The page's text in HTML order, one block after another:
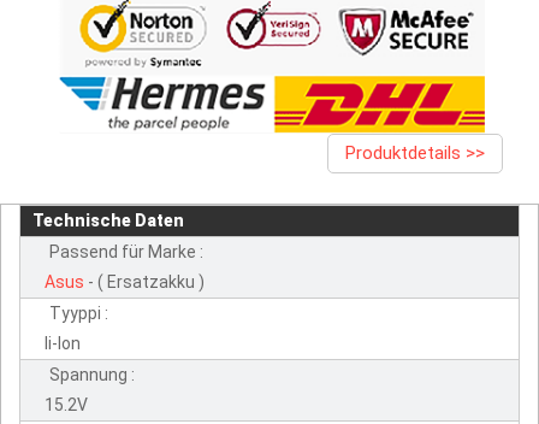
Produktdetails >>
Technische Daten
Passend für Marke :
Asus - ( Ersatzakku )
Tyyppi :
li-lon
Spannung :
15.2V